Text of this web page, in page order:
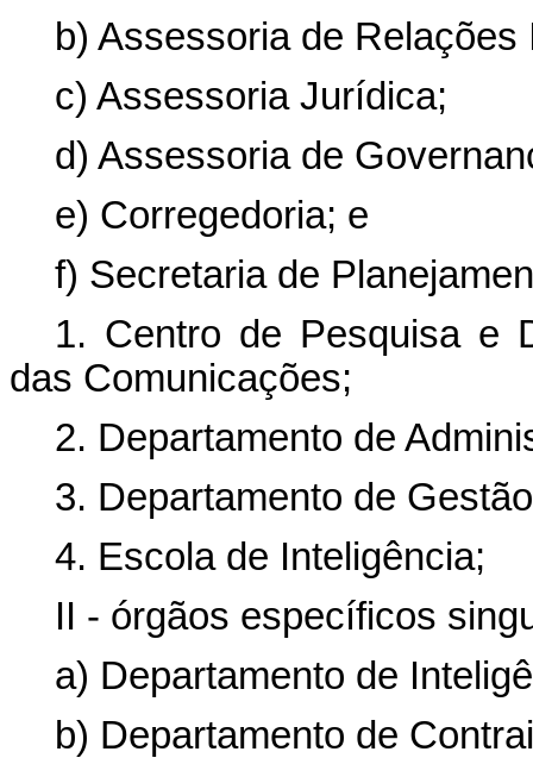
b) Assessoria de Relações
c) Assessoria Jurídica;
d) Assessoria de
e) Corregedoria; e
f) Secretaria de
1. Centro de Pesquisa e
das Comunicações;
2. Departamento de
3. Departamento de
4. Escola de Inteligência;
II - órgãos específicos
a) Departamento de
b) Departamento de